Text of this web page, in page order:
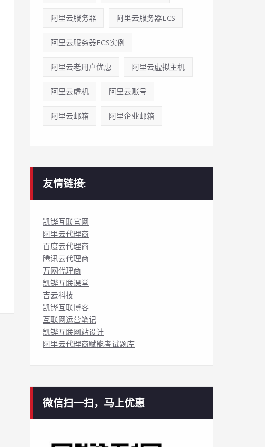
阿里云服务器 阿里云服务器ECS
阿里云服务器ECS实例
阿里云老用户优惠 阿里云虚拟主机
阿里云虚机 阿里云账号
阿里云邮箱 阿里企业邮箱
友情链接:
凯铧互联官网
阿里云代理商
百度云代理商
腾讯云代理商
万网代理商
凯铧互联课堂
吉云科技
凯铧互联博客
互联网运营笔记
凯铧互联网站设计
阿里云代理商赋能考试题库
微信扫一扫，马上优惠